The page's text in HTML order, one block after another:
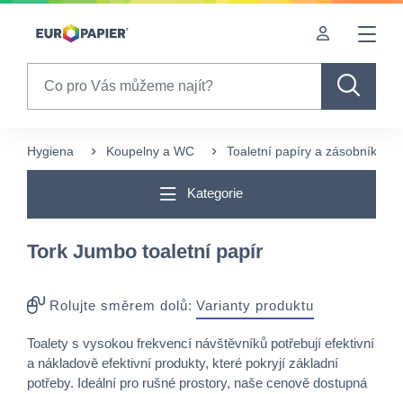
Table Of Content
Hygiena Koupelny a WC Toaletní papíry a zásobníky
Kategorie
Tork Jumbo toaletní papír
Rolujte směrem dolů: Varianty produktu
Toalety s vysokou frekvencí návštěvníků potřebují efektivní
a nákladově efektivní produkty, které pokryjí základní
potřeby. Ideální pro rušné prostory, naše cenově dostupná